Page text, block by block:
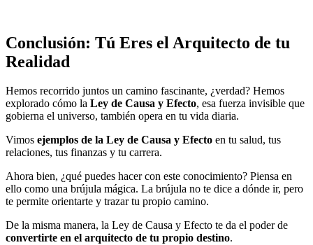
Conclusión: Tú Eres el Arquitecto de tu
Realidad
Hemos recorrido juntos un camino fascinante, ¿verdad? Hemos
explorado cómo la Ley de Causa y Efecto, esa fuerza invisible que
gobierna el universo, también opera en tu vida diaria.
Vimos ejemplos de la Ley de Causa y Efecto en tu salud, tus
relaciones, tus finanzas y tu carrera.
Ahora bien, ¿qué puedes hacer con este conocimiento? Piensa en
ello como una brújula mágica. La brújula no te dice a dónde ir, pero
te permite orientarte y trazar tu propio camino.
De la misma manera, la Ley de Causa y Efecto te da el poder de
convertirte en el arquitecto de tu propio destino.